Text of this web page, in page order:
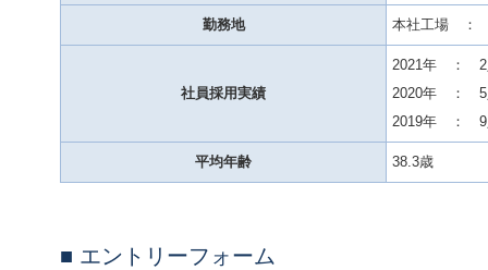
勤務地 本社工場 ：
社員採用実績
2021年 ： 2
2020年 ： 5
2019年 ： 9
平均年齢 38.3歳
エントリーフォーム